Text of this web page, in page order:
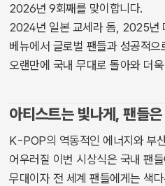
2026년 9회째를 맞이합니다.
2024년 일본 교세라 돔, 2025년
베뉴에서 글로벌 팬들과 성공적
오랜만에 국내 무대로 돌아와 더
아티스트는 빛나게, 팬들
K-POP의 역동적인 에너지와 부
어우러질 이번 시상식은 국내 팬
무대이자 전 세계 팬들에게는 색